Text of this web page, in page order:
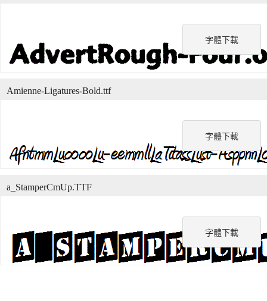
字體下載
字體下載
Amienne-Ligatures-Bold.ttf
字體下載
a_StamperCmUp.TTF